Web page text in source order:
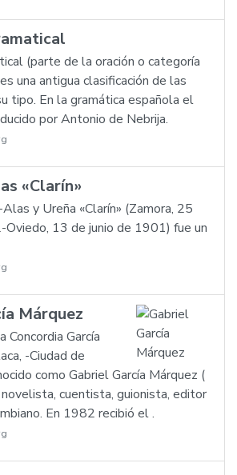
(parte de la oración o categoría
una antigua clasificación de las
tipo. En la gramática española el
por Antonio de Nebrija.
«Clarín»
y Ureña «Clarín» (Zamora, 25
13 de junio de 1901) fue un
Márquez
Concordia García
-Ciudad de
como Gabriel García Márquez (
cuentista, guionista, editor
En 1982 recibió el .